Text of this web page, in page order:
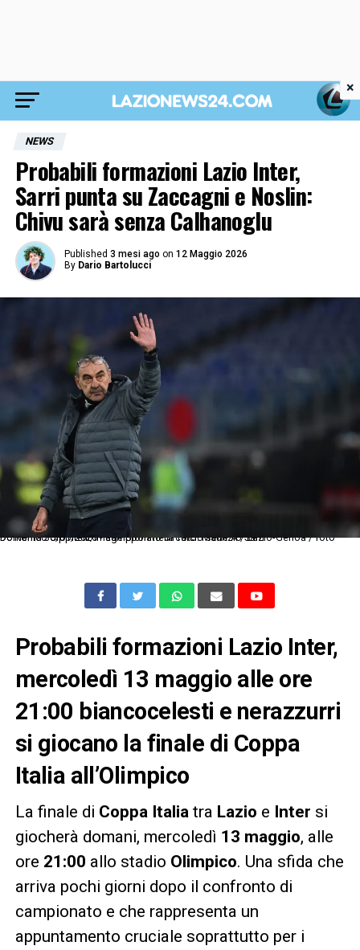
NEWS
Probabili formazioni Lazio Inter,
Sarri punta su Zaccagni e Noslin:
Chivu sarà senza Calhanoglu
Published 3 mesi ago on 12 Maggio 2026
By Dario Bartolucci
Dc Roma 30/01/2026 - campionato di calcio serie A / Lazio-Genoa / foto Domenico Cippitelli/Image Sport nella foto: Maurizio Sarri
Probabili formazioni Lazio Inter,
mercoledì 13 maggio alle ore
21:00 biancocelesti e nerazzurri
si giocano la finale di Coppa
Italia all’Olimpico
La finale di Coppa Italia tra Lazio e Inter si
giocherà domani, mercoledì 13 maggio, alle
ore 21:00 allo stadio Olimpico. Una sfida che
arriva pochi giorni dopo il confronto di
campionato e che rappresenta un
appuntamento cruciale soprattutto per i
×